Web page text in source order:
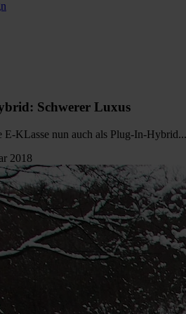
Schwerer Luxus
E-KLasse nun auch als Plug-In-Hybrid...
2018